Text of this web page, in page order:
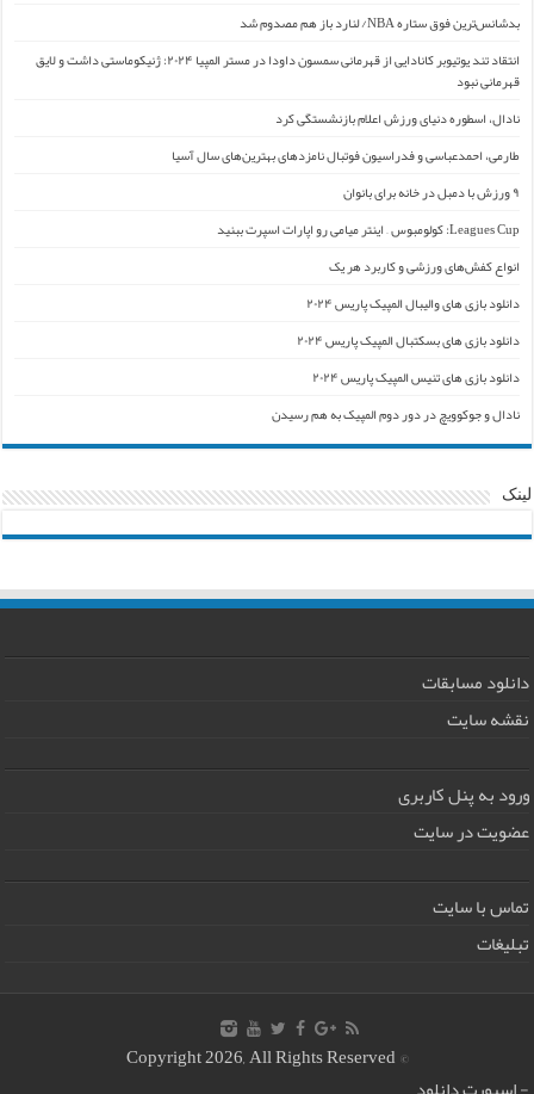
بدشانس‌ترین فوق ستاره NBA/ لنارد باز هم مصدوم شد
انتقاد تند یوتیوبر کانادایی از قهرمانی سمسون داودا در مستر المپیا ۲۰۲۴: ژنیکوماستی داشت و لایق
قهرمانی نبود
نادال، اسطوره دنیای ورزش اعلام بازنشستگی کرد
طارمی، احمدعباسی و فدراسیون فوتبال نامزدهای بهترین‌های سال آسیا
۹ ورزش با دمبل در خانه برای بانوان
Leagues Cup: کولومبوس – اینتر میامی رو اپارات اسپرت ببنید
انواع کفش‌های ورزشی و کاربرد هر یک
دانلود بازی های والیبال المپیک پاریس ۲۰۲۴
دانلود بازی های بسکتبال المپیک پاریس ۲۰۲۴
دانلود بازی های تنیس المپیک پاریس ۲۰۲۴
نادال و جوکوویچ در دور دوم المپیک به هم رسیدن
لینک
دانلود مسابقات
نقشه سایت
ورود به پنل کاربری
عضویت در سایت
تماس با سایت
تبلیغات
© Copyright 2026, All Rights Reserved